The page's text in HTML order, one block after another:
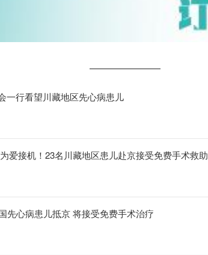
一行看望川藏地区先心病患儿
爱接机！23名川藏地区患儿赴京接受免费手术救助
视点｜14名蒙古国先心病患儿抵京 将接受免费手术治疗